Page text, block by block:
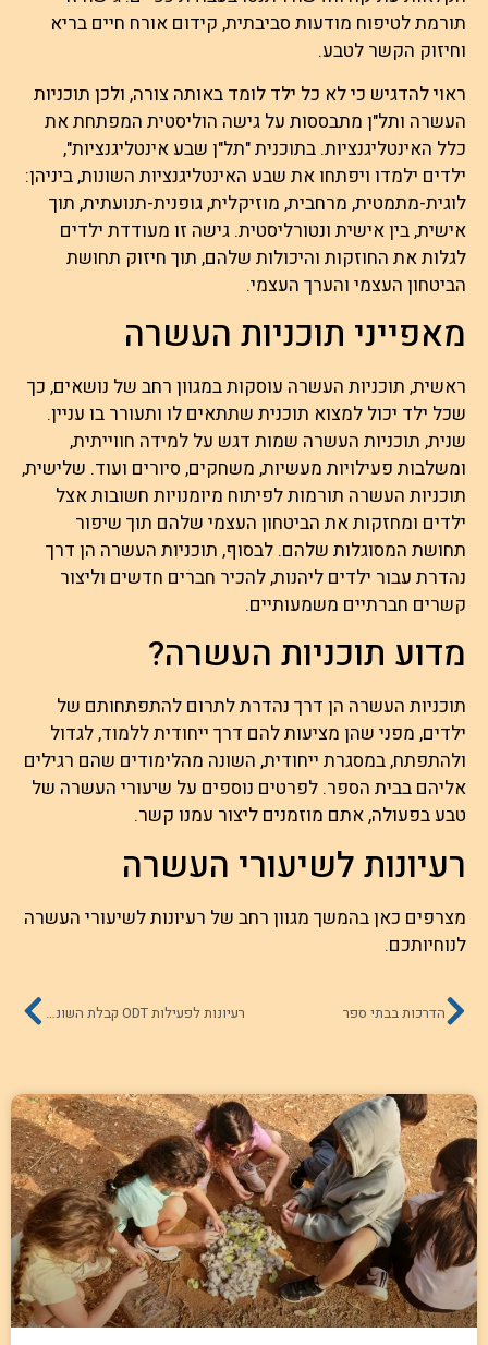
תורמת לטיפוח מודעות סביבתית, קידום אורח חיים בריא
וחיזוק הקשר לטבע.
ראוי להדגיש כי לא כל ילד לומד באותה צורה, ולכן תוכניות
העשרה ותל"ן מתבססות על גישה הוליסטית המפתחת את
כלל האינטליגנציות. בתוכנית "תל"ן שבע אינטליגנציות",
ילדים ילמדו ויפתחו את שבע האינטליגנציות השונות, ביניהן:
לוגית-מתמטית, מרחבית, מוזיקלית, גופנית-תנועתית, תוך
אישית, בין אישית ונטורליסטית. גישה זו מעודדת ילדים
לגלות את החוזקות והיכולות שלהם, תוך חיזוק תחושת
הביטחון העצמי והערך העצמי.
מאפייני תוכניות העשרה
ראשית, תוכניות העשרה עוסקות במגוון רחב של נושאים, כך
שכל ילד יכול למצוא תוכנית שתתאים לו ותעורר בו עניין.
שנית, תוכניות העשרה שמות דגש על למידה חווייתית,
ומשלבות פעילויות מעשיות, משחקים, סיורים ועוד. שלישית,
תוכניות העשרה תורמות לפיתוח מיומנויות חשובות אצל
ילדים ומחזקות את הביטחון העצמי שלהם תוך שיפור
תחושת המסוגלות שלהם. לבסוף, תוכניות העשרה הן דרך
נהדרת עבור ילדים ליהנות, להכיר חברים חדשים וליצור
קשרים חברתיים משמעותיים.
מדוע תוכניות העשרה?
תוכניות העשרה הן דרך נהדרת לתרום להתפתחותם של
ילדים, מפני שהן מציעות להם דרך ייחודית ללמוד, לגדול
ולהתפתח, במסגרת ייחודית, השונה מהלימודים שהם רגילים
אליהם בבית הספר. לפרטים נוספים על שיעורי העשרה של
טבע בפעולה, אתם מוזמנים ליצור עמנו קשר.
רעיונות לשיעורי העשרה
מצרפים כאן בהמשך מגוון רחב של רעיונות לשיעורי העשרה
לנוחיותכם.
הדרכות בבתי ספר רעיונות לפעילות ODT קבלת השונה: מירוץ השונים